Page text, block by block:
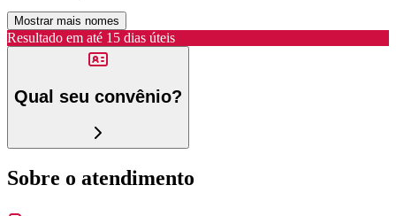
Mostrar mais nomes
Resultado em até 15 dias úteis
Qual seu convênio?
Sobre o atendimento